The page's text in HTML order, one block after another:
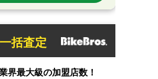
括査定
界最大級の加盟店数！